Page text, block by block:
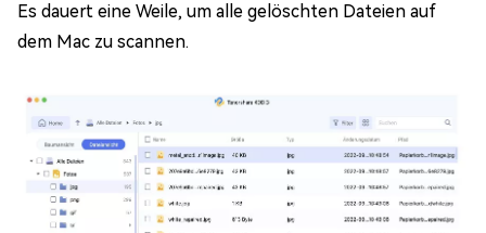
Es dauert eine Weile, um alle gelöschten Dateien auf
dem Mac zu scannen.